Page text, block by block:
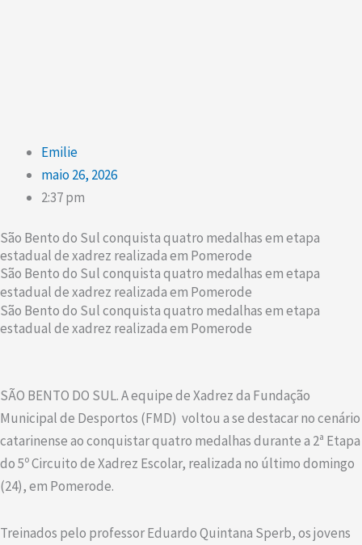
Emilie
maio 26, 2026
2:37 pm
São Bento do Sul conquista quatro medalhas em etapa
estadual de xadrez realizada em Pomerode
São Bento do Sul conquista quatro medalhas em etapa
estadual de xadrez realizada em Pomerode
São Bento do Sul conquista quatro medalhas em etapa
estadual de xadrez realizada em Pomerode
SÃO BENTO DO SUL. A equipe de Xadrez da Fundação
Municipal de Desportos (FMD) voltou a se destacar no cenário
catarinense ao conquistar quatro medalhas durante a 2ª Etapa
do 5º Circuito de Xadrez Escolar, realizada no último domingo
(24), em Pomerode.
Treinados pelo professor Eduardo Quintana Sperb, os jovens